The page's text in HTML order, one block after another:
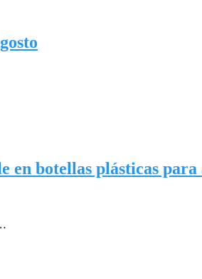
botellas plásticas